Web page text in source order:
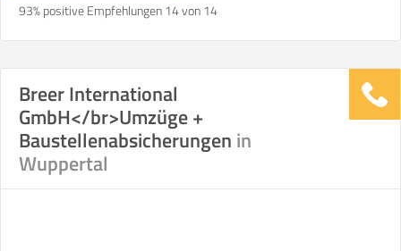
93% positive Empfehlungen 14 von 14
Breer International
GmbH</br>Umzüge +
Baustellenabsicherungen in
Wuppertal